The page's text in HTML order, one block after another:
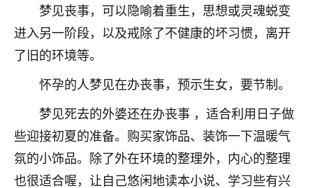
梦见丧事，可以隐喻着重生，思想或灵魂蜕变
进入另一阶段，以及戒除了不健康的坏习惯，离开
了旧的环境等。
怀孕的人梦见在办丧事，预示生女，要节制。
梦见死去的外婆还在办丧事 ，适合利用日子做
些迎接初夏的准备。购买家饰品、装饰一下温暖气
氛的小饰品。除了外在环境的整理外，内心的整理
也很适合喔，让自己悠闲地读本小说、学习些有兴